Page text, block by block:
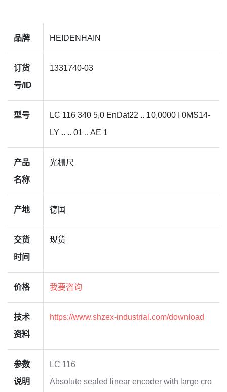
品牌 HEIDENHAIN
订货
号/ID
1331740-03
型号
LC 116 340 5,0 EnDat22 .. 10,0000 I 0MS14-
LY .. .. 01 .. AE 1
产品
名称
光栅尺
产地 德国
交货
时间
现货
价格 我要咨询
技术
资料
https://www.shzex-industrial.com/download
参数
说明
LC 116
Absolute sealed linear encoder with large cro